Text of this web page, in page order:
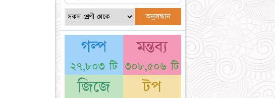
গল্প
২৭,৮০৩ টি
মন্তব্য
৩০৮,৫০৬ টি
জিজে টপ